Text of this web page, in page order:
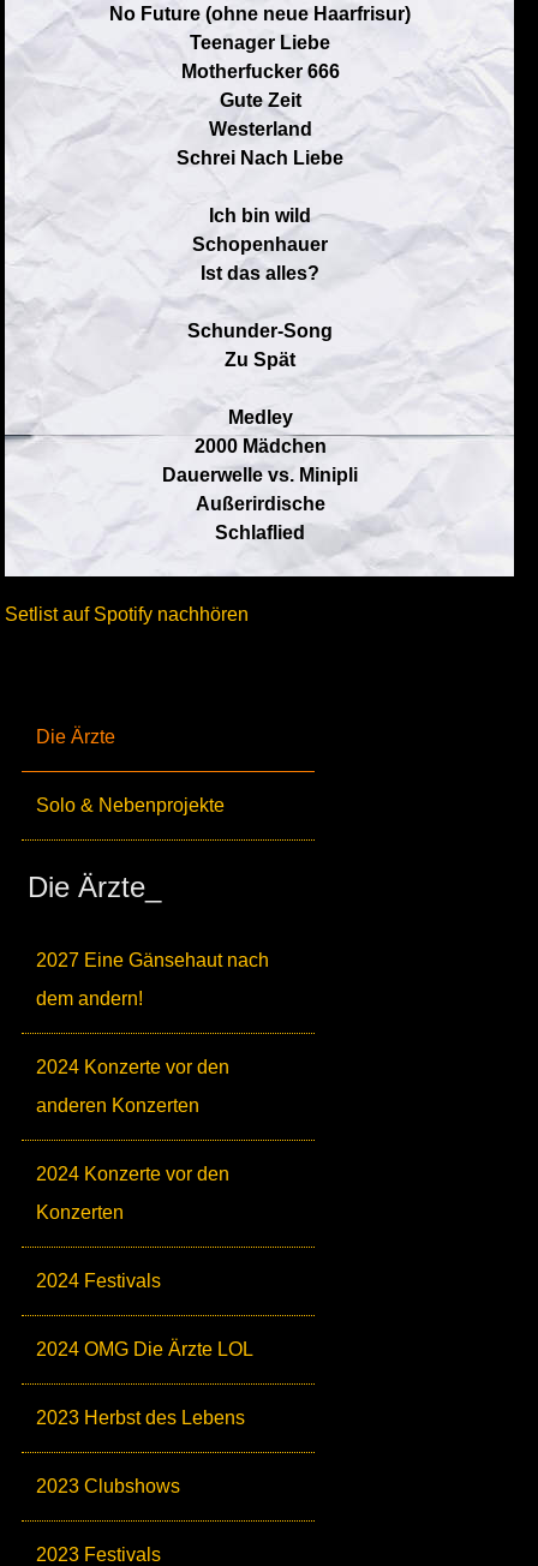
Die Ärzte
Solo & Nebenprojekte
Die Ärzte_
2027 Eine Gänsehaut nach
dem andern!
2024 Konzerte vor den
anderen Konzerten
2024 Konzerte vor den
Konzerten
2024 Festivals
2024 OMG Die Ärzte LOL
2023 Herbst des Lebens
2023 Clubshows
2023 Festivals
No Future (ohne neue Haarfrisur)
Teenager Liebe
Motherfucker 666
Gute Zeit
Westerland
Schrei Nach Liebe
Ich bin wild
Schopenhauer
Ist das alles?
Schunder-Song
Zu Spät
Medley
2000 Mädchen
Dauerwelle vs. Minipli
Außerirdische
Schlaflied
Setlist auf Spotify nachhören